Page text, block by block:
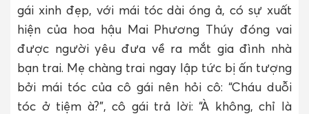
gái xinh đẹp, với mái tóc dài óng ả, có sự xuất
hiện của hoa hậu Mai Phương Thúy đóng vai
được người yêu đưa về ra mắt gia đình nhà
bạn trai. Mẹ chàng trai ngay lập tức bị ấn tượng
bởi mái tóc của cô gái nên hỏi cô: “Cháu duỗi
tóc ở tiệm à?”, cô gái trả lời: “À không, chỉ là